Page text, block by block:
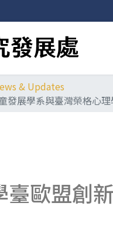
& Updates
發展學系與臺灣榮格心
歐盟創